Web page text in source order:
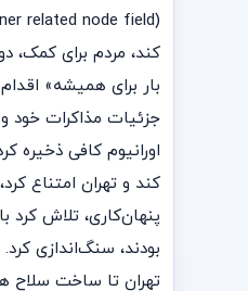
کند، مردم برای کمک،
بار برای همیشه»
اورانیوم کافی ذخیره
کند و تهران امتناع
پنهان‌کاری، تلاش کرد
بودند، سنگ‌اندازی